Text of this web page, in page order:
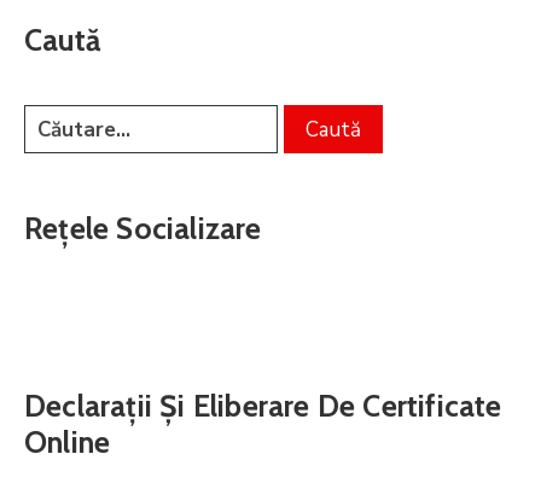
Caută
Rețele Socializare
Declarații Și Eliberare De Certificate
Online